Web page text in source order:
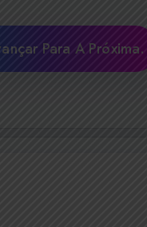
Para A Próxima.